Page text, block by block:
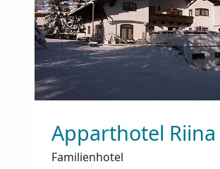
Apparthotel Riina
Familienhotel